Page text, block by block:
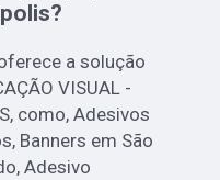
a solução
VISUAL -
como, Adesivos
Banners em São
Adesivo